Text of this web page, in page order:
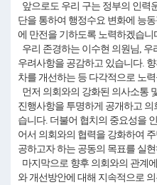
앞으로도 우리 구는 정부의 인력
단을 통하여 행정수요 변화에 능
에 만전을 기하도록 노력하겠습니
우리 존경하는 이수현 의원님, 우
우려사항을 공감하고 있습니다.
차를 개선하는 등 다각적으로 노
먼저 의회와의 강화된 의사소통
진행사항을 투명하게 공개하고
습니다. 더불어 협치의 중요성을
어서 의회와의 협력을 강화하여
공하고자 하는 공동의 목표를 실
마지막으로 향후 의회와의 관계
와 개선방안에 대해 지속적으로